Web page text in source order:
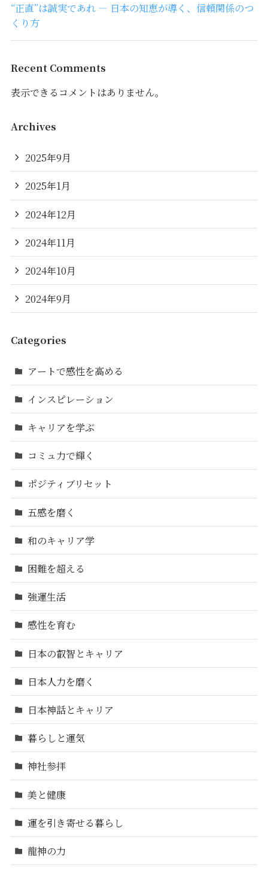
“正直”は誠実であれ ― 日本の知恵が導く、信頼関係のつ
くり方
Recent Comments
表示できるコメントはありません。
Archives
2025年9月
2025年1月
2024年12月
2024年11月
2024年10月
2024年9月
Categories
アートで感性を高める
インスピレーション
キャリアを学ぶ
コミュ力で輝く
ポジティブリセット
五感を磨く
和のキャリア学
困難を超える
強運生活
感性を育む
日本の叡智とキャリア
日本人力を磨く
日本神話とキャリア
暮らしと運気
神社参拝
美と健康
運を引き寄せる暮らし
龍神の力